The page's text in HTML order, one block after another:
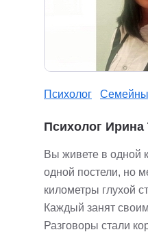
Психолог
Психолог Ирина
Вы живете в одной
одной постели, но
километры глухой
Каждый занят
Разговоры стали